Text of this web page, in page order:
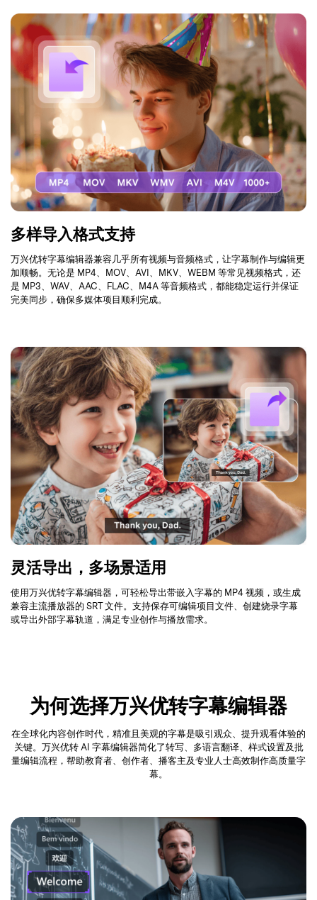
多样导入格式支持
万兴优转字幕编辑器兼容几乎所有视频与音频格式，让字幕制作与编辑更
加顺畅。无论是 MP4、MOV、AVI、MKV、WEBM 等常见视频格式，还
是 MP3、WAV、AAC、FLAC、M4A 等音频格式，都能稳定运行并保证
完美同步，确保多媒体项目顺利完成。
灵活导出，多场景适用
使用万兴优转字幕编辑器，可轻松导出带嵌入字幕的 MP4 视频，或生成
兼容主流播放器的 SRT 文件。支持保存可编辑项目文件、创建烧录字幕
或导出外部字幕轨道，满足专业创作与播放需求。
为何选择万兴优转字幕编辑器
在全球化内容创作时代，精准且美观的字幕是吸引观众、提升观看体验的
关键。万兴优转 AI 字幕编辑器简化了转写、多语言翻译、样式设置及批
量编辑流程，帮助教育者、创作者、播客主及专业人士高效制作高质量字
幕。